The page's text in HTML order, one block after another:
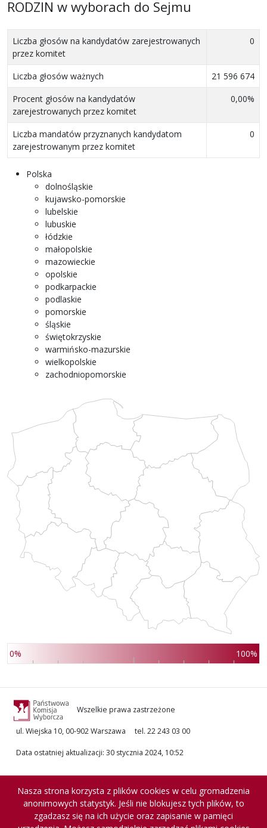
RODZIN w wyborach do Sejmu
Liczba głosów na kandydatów zarejestrowanych
przez komitet
0
Liczba głosów ważnych
21 596 674
Procent głosów na kandydatów
zarejestrowanych przez komitet
0,00%
Liczba mandatów przyznanych kandydatom
zarejestrowanym przez komitet
0
Polska
dolnośląskie
kujawsko-pomorskie
lubelskie
lubuskie
łódzkie
małopolskie
mazowieckie
opolskie
podkarpackie
podlaskie
pomorskie
śląskie
świętokrzyskie
warmińsko-mazurskie
wielkopolskie
zachodniopomorskie
0% 100%
Wszelkie prawa zastrzeżone
ul. Wiejska 10, 00-902 Warszawa tel. 22 243 03 00
Data ostatniej aktualizacji: 30 stycznia 2024, 10:52
Nasza strona korzysta z plików cookies w celu gromadzenia
anonimowych statystyk. Jeśli nie blokujesz tych plików, to
zgadzasz się na ich użycie oraz zapisanie w pamięci